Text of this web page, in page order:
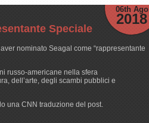
06th Ago
2018
Speciale
nominato Seagal come “rappresentante
russo-americane nella sfera
dell’arte, degli scambi pubblici e
una CNN traduzione del post.